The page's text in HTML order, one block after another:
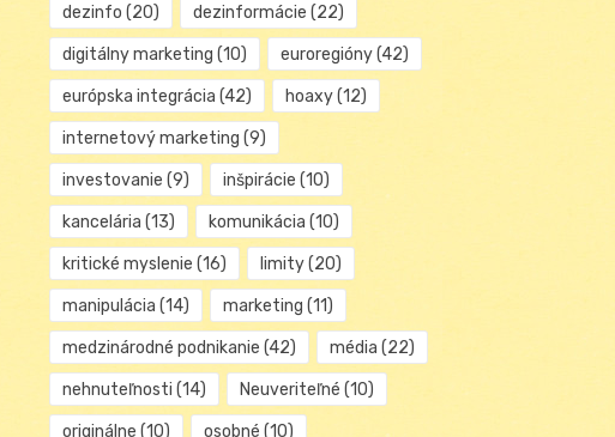
dezinfo (20) dezinformácie (22)
digitálny marketing (10) euroregióny(42)
európska integrácia (42) hoaxy(12)
internetový marketing (9)
investovanie (9) inšpirácie (10)
kancelária (13) komunikácia (10)
kritické myslenie (16) limity(20)
manipulácia (14) marketing (11)
medzinárodné podnikanie (42) média (22)
nehnuteľnosti (14) Neuveriteľné (10)
originálne (10) osobné (10)